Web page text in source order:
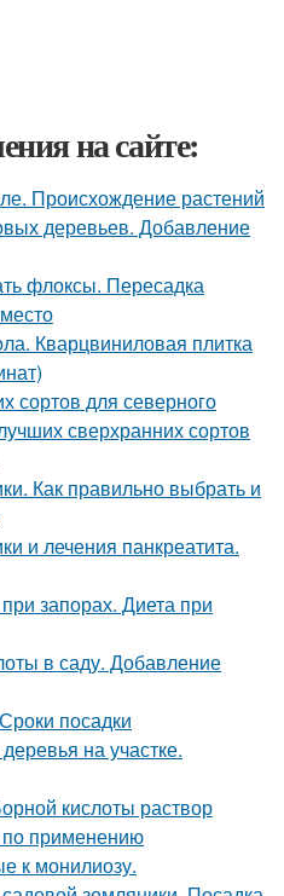
на сайте:
Происхождение растений
деревьев. Добавление
флоксы. Пересадка
Кварцвиниловая плитка
сортов для северного
сверхранних сортов
Как правильно выбрать и
и лечения панкреатита.
запорах. Диета при
в саду. Добавление
посадки
на участке.
кислоты раствор
по применению
к монилиозу.